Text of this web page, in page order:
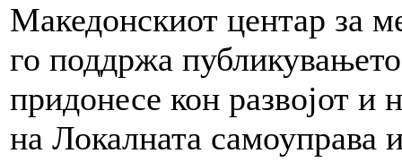
Македонскиот центар за
го поддржа
придонесе кон развојот и
на Локалната самоуправа